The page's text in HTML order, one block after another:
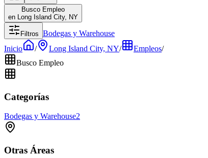
Busco Empleo
en Long Island City, NY
Filtros Bodegas y Warehouse
Inicio
/ Long Island City, NY/ Empleos/
Busco Empleo
Categorías
Bodegas y Warehouse2
Otras Áreas